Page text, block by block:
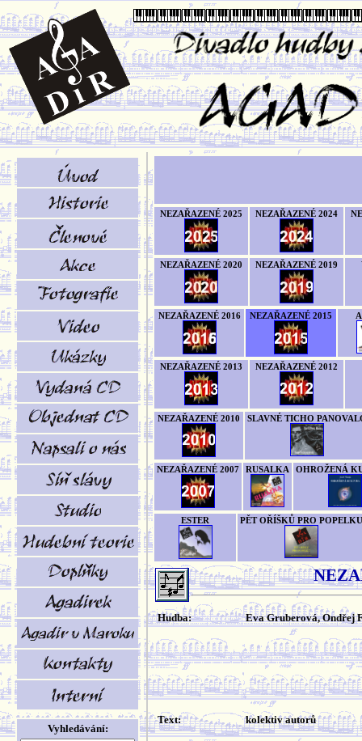
Vyhledávání:
NEZAŘAZENÉ 2025 NEZAŘAZENÉ 2024
NEZAŘAZENÉ 2020 NEZAŘAZENÉ 2019
NEZAŘAZENÉ 2016 NEZAŘAZENÉ 2015
NEZAŘAZENÉ 2013 NEZAŘAZENÉ 2012
NEZAŘAZENÉ 2010 SLAVNÉ TICHO
NEZAŘAZENÉ 2007 RUSALKA OHROŽENÁ
ESTER PĚT OŘÍŠKŮ PRO POPELKU
Hudba: Eva Gruberová, Ondřej
Text: kolektiv autorů